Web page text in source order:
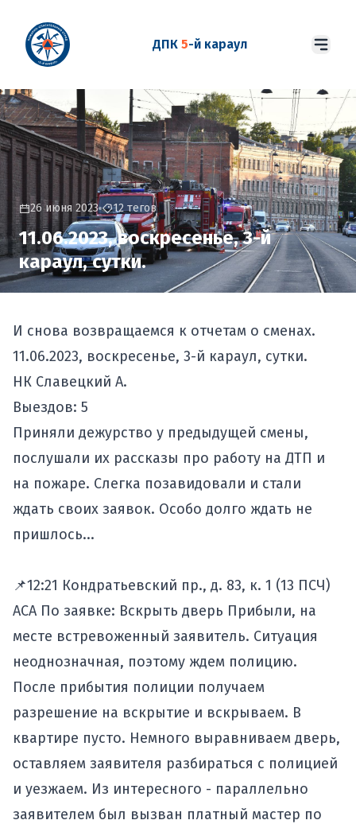
ДПК 5-й караул
26 июня 2023 12 тегов
11.06.2023, воскресенье, 3-й
караул, сутки.
И снова возвращаемся к отчетам о сменах.
11.06.2023, воскресенье, 3-й караул, сутки.
НК Славецкий А.
Выездов: 5
Приняли дежурство у предыдущей смены,
послушали их рассказы про работу на ДТП и
на пожаре. Слегка позавидовали и стали
ждать своих заявок. Особо долго ждать не
пришлось...
📌12:21 Кондратьевский пр., д. 83, к. 1 (13 ПСЧ)
АСА По заявке: Вскрыть дверь Прибыли, на
месте встревоженный заявитель. Ситуация
неоднозначная, поэтому ждем полицию.
После прибытия полиции получаем
разрешение на вскрытие и вскрываем. В
квартире пусто. Немного выравниваем дверь,
оставляем заявителя разбираться с полицией
и уезжаем. Из интересного - параллельно
заявителем был вызван платный мастер по